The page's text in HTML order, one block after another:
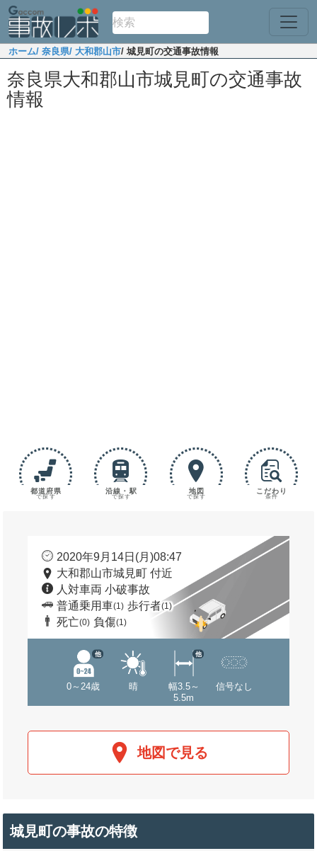
ホーム/ 奈良県/ 大和郡山市/ 城見町の交通事故情報
奈良県大和郡山市城見町の交通事故
情報
都道府県
で探す
沿線・駅
で探す
地図
で探す
こだわり
条件
2020年9月14日(月)08:47
大和郡山市城見町 付近
人対車両 小破事故
普通乗用車(1) 歩行者(1)
死亡(0) 負傷(1)
0～24歳
他
晴
幅3.5～
5.5m
他
信号なし
地図で見る
城見町の事故の特徴